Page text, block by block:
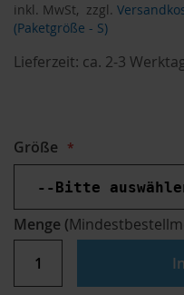
inkl. MwSt, zzgl.
(Paketgröße - S)
Lieferzeit: ca. 2-3
Größe
Menge (